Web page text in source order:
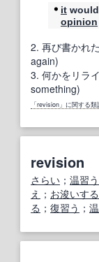
it would
opinion
2. 再び書かれ
again)
3. 何かをリラ
something)
「revision」に関する
revision
さらい ； 温習う
え ； お浚いする
る ； 復習う ；